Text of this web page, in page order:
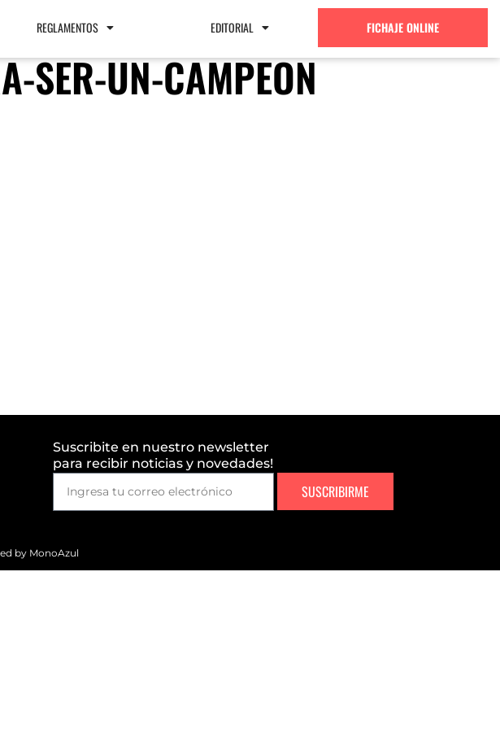
REGLAMENTOS EDITORIAL FICHAJE ONLINE
SER-UN-CAMPEON
Suscribite en nuestro newsletter
para recibir noticias y novedades!
SUSCRIBIRME
by MonoAzul